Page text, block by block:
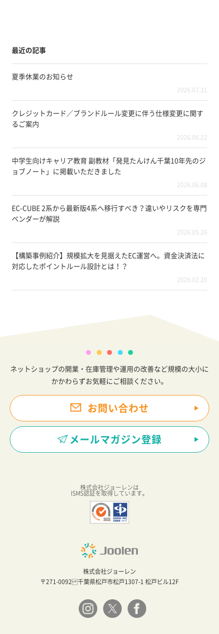
最近の記事
夏季休業のお知らせ
2026.07.31
クレジットカード／ブランドルール変更に伴う仕様変更に関す
るご案内
2026.06.22
中学生向けキャリア教育 副教材「発見たんけん千葉10年先のジ
ョブノート」に掲載いただきました
2026.06.08
EC-CUBE 2系から最新版4系へ移行すべき？違いやリスクを専門
ベンダーが解説
2026.05.26
【構築事例紹介】規模拡大を見据えたEC運営へ。資金決済法に
対応したポイントルール設計とは！？
2026.02.20
ネットショップの開業・在庫管理や運用の改善など規模の大小に
かかわらずお気軽にご相談ください。
お問い合わせ
メールマガジン登録
株式会社ジョーレンは
ISMS認証を取得しています。
株式会社ジョーレン
〒271-0092 千葉県松戸市松戸1307-1 松戸ビル12F